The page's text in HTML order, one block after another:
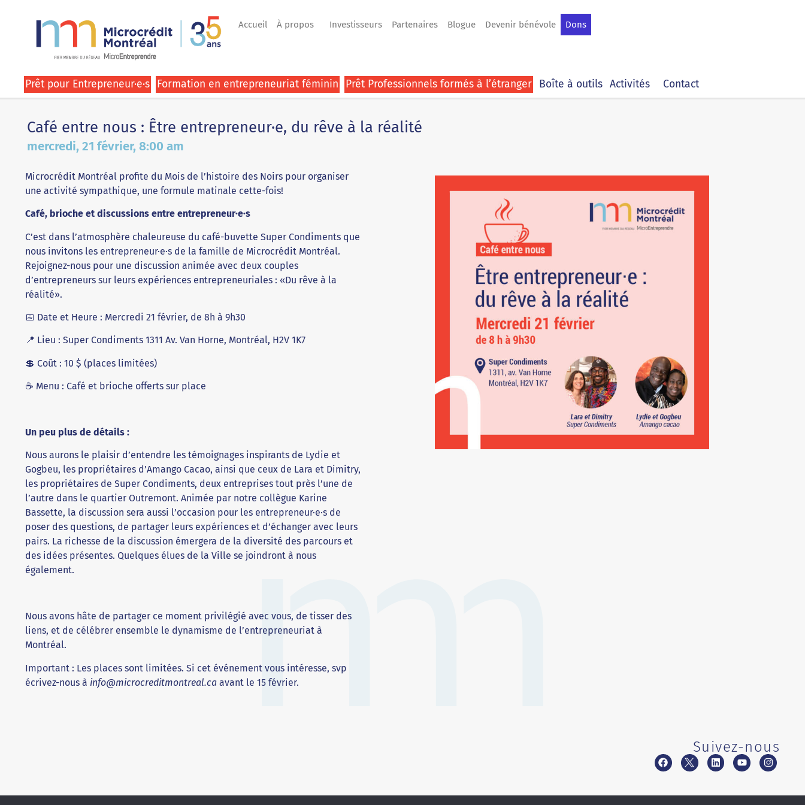
Accueil À propos Investisseurs Partenaires Blogue Devenir bénévole Dons
Prêt pour Entrepreneur·e·s Formation en entrepreneuriat féminin Prêt Professionnels formés à l’étranger Boîte à outils Activités Contact
Café entre nous : Être entrepreneur·e, du rêve à la réalité
mercredi, 21 février, 8:00 am
Microcrédit Montréal profite du Mois de l’histoire des Noirs pour organiser
une activité sympathique, une formule matinale cette-fois!
Café, brioche et discussions entre entrepreneur·e·s
C’est dans l’atmosphère chaleureuse du café-buvette Super Condiments que
nous invitons les entrepreneur·e·s de la famille de Microcrédit Montréal.
Rejoignez-nous pour une discussion animée avec deux couples
d’entrepreneurs sur leurs expériences entrepreneuriales : «Du rêve à la
réalité».
📅 Date et Heure : Mercredi 21 février, de 8h à 9h30
📍 Lieu : Super Condiments 1311 Av. Van Horne, Montréal, H2V 1K7
💲 Coût : 10 $ (places limitées)
☕ Menu : Café et brioche offerts sur place
Un peu plus de détails :
Nous aurons le plaisir d’entendre les témoignages inspirants de Lydie et
Gogbeu, les propriétaires d’Amango Cacao, ainsi que ceux de Lara et Dimitry,
les propriétaires de Super Condiments, deux entreprises tout près l’une de
l’autre dans le quartier Outremont. Animée par notre collègue Karine
Bassette, la discussion sera aussi l’occasion pour les entrepreneur·e·s de
poser des questions, de partager leurs expériences et d’échanger avec leurs
pairs. La richesse de la discussion émergera de la diversité des parcours et
des idées présentes. Quelques élues de la Ville se joindront à nous
également.
Nous avons hâte de partager ce moment privilégié avec vous, de tisser des
liens, et de célébrer ensemble le dynamisme de l’entrepreneuriat à
Montréal.
Important : Les places sont limitées. Si cet événement vous intéresse, svp
écrivez-nous à info@microcreditmontreal.ca avant le 15 février.
Suivez-nous